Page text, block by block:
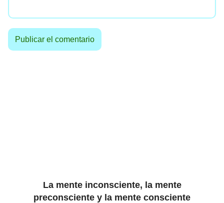
La mente inconsciente, la mente
preconsciente y la mente consciente